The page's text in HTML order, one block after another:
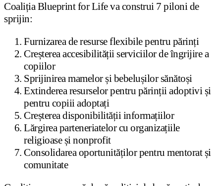
Coaliția Blueprint for Life va construi 7 piloni de
sprijin:
Furnizarea de resurse flexibile pentru părinți
Creșterea accesibilității serviciilor de îngrijire a
copiilor
Sprijinirea mamelor și bebelușilor sănătoși
Extinderea resurselor pentru părinții adoptivi și
pentru copiii adoptați
Creșterea disponibilității informațiilor
Lărgirea parteneriatelor cu organizațiile
religioase și nonprofit
Consolidarea oportunităților pentru mentorat și
comunitate